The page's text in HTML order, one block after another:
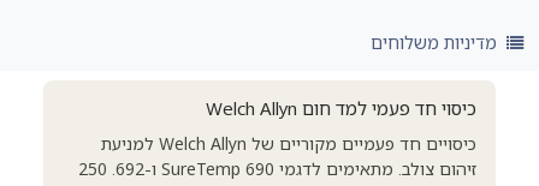
מדיניות משלוחים
כיסוי חד פעמי למד חום Welch Allyn
כיסויים חד פעמיים מקוריים של Welch Allyn למניעת
זיהום צולב. מתאימים לדגמי SureTemp 690 ו-692. 250